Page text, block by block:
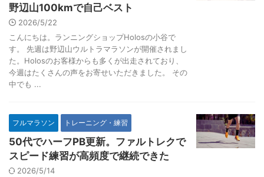
野辺山100kmで自己ベスト
2026/5/22
こんにちは。ランニングショップHolosの小谷で
す。 先週は野辺山ウルトラマラソンが開催されまし
た。Holosのお客様からも多くが出走されており、
今週はたくさんの声をお寄せいただきました。 その
中でも ...
フルマラソン トレーニング・練習
50代でハーフPB更新。ファルトレクで
スピード練習が高頻度で継続できた
2026/5/14